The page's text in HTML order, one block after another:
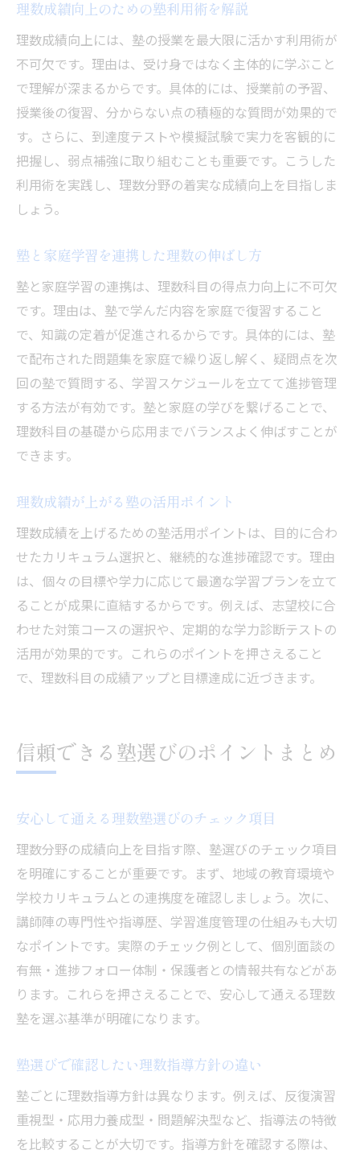
理数成績向上のための塾利用術を解説
理数成績向上には、塾の授業を最大限に活かす利用術が
不可欠です。理由は、受け身ではなく主体的に学ぶこと
で理解が深まるからです。具体的には、授業前の予習、
授業後の復習、分からない点の積極的な質問が効果的で
す。さらに、到達度テストや模擬試験で実力を客観的に
把握し、弱点補強に取り組むことも重要です。こうした
利用術を実践し、理数分野の着実な成績向上を目指しま
しょう。
塾と家庭学習を連携した理数の伸ばし方
塾と家庭学習の連携は、理数科目の得点力向上に不可欠
です。理由は、塾で学んだ内容を家庭で復習すること
で、知識の定着が促進されるからです。具体的には、塾
で配布された問題集を家庭で繰り返し解く、疑問点を次
回の塾で質問する、学習スケジュールを立てて進捗管理
する方法が有効です。塾と家庭の学びを繋げることで、
理数科目の基礎から応用までバランスよく伸ばすことが
できます。
理数成績が上がる塾の活用ポイント
理数成績を上げるための塾活用ポイントは、目的に合わ
せたカリキュラム選択と、継続的な進捗確認です。理由
は、個々の目標や学力に応じて最適な学習プランを立て
ることが成果に直結するからです。例えば、志望校に合
わせた対策コースの選択や、定期的な学力診断テストの
活用が効果的です。これらのポイントを押さえること
で、理数科目の成績アップと目標達成に近づきます。
信頼できる塾選びのポイントまとめ
安心して通える理数塾選びのチェック項目
理数分野の成績向上を目指す際、塾選びのチェック項目
を明確にすることが重要です。まず、地域の教育環境や
学校カリキュラムとの連携度を確認しましょう。次に、
講師陣の専門性や指導歴、学習進度管理の仕組みも大切
なポイントです。実際のチェック例として、個別面談の
有無・進捗フォロー体制・保護者との情報共有などがあ
ります。これらを押さえることで、安心して通える理数
塾を選ぶ基準が明確になります。
塾選びで確認したい理数指導方針の違い
塾ごとに理数指導方針は異なります。例えば、反復演習
重視型・応用力養成型・問題解決型など、指導法の特徴
を比較することが大切です。指導方針を確認する際は、